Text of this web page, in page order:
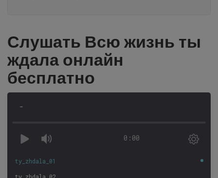
Слушать Всю жизнь ты
ждала онлайн
бесплатно
-
0:00
ty_zhdala_01
ty_zhdala_02